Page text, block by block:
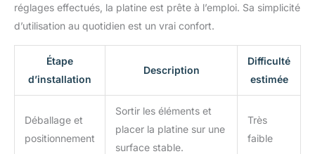
réglages effectués, la platine est prête à l’emploi. Sa simplicité
d’utilisation au quotidien est un vrai confort.
Étape
d’installation
Description
Difficulté
estimée
Déballage et
positionnement
Sortir les éléments et
placer la platine sur une
surface stable.
Très
faible